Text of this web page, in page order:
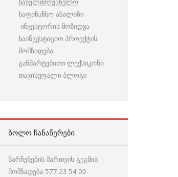
საფინანსო ანალიზი
ინვესტორის მოზიდვა
საინვესტიციო პროექტის
მომზადება
განმარტებითი ლექსიკონი
თავისუფალი ბლოგი
ᲑᲝᲚᲝ ᲩᲐᲜᲐᲬᲔᲠᲔᲑᲘ
ნარჩენების მართვის გეგმის
მომზადება 577 23 54 00